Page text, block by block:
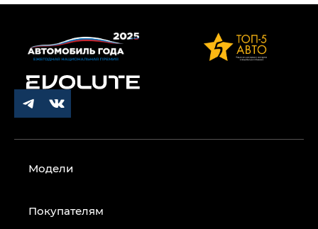
Модели
Покупателям